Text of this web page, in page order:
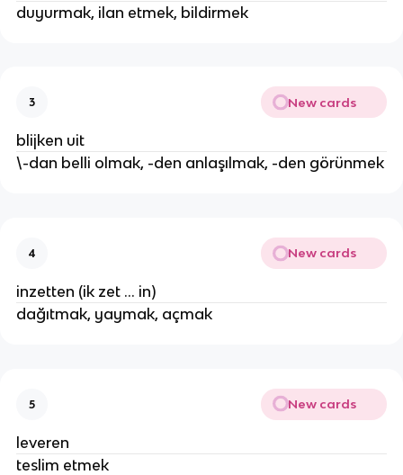
duyurmak, ilan etmek, bildirmek
3 New cards
blijken uit
\-dan belli olmak, -den anlaşılmak, -den görünmek
4 New cards
inzetten (ik zet ... in)
dağıtmak, yaymak, açmak
5 New cards
leveren
teslim etmek